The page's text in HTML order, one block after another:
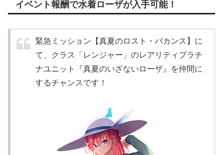
イベント報酬で水着ローザが入手可能！
緊急ミッション【真夏のロスト・バカンス】に
て、クラス「レンジャー」のレアリティプラチ
ナユニット『真夏のいざないローザ』を仲間に
するチャンスです！